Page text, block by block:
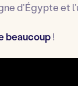
d’Égypte et
beaucoup!